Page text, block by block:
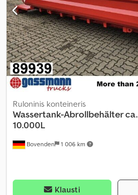
Bovenden 1 006 km
Ruloninis konteineris
Wassertank-Abrollbehälter ca.
10.000L
Klausti